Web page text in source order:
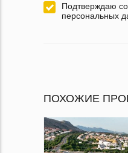
Подтверждаю
персональных
ПОХОЖИЕ